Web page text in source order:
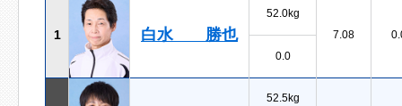
1 白水 勝也
52.0kg
7.08
0.0
52.5kg